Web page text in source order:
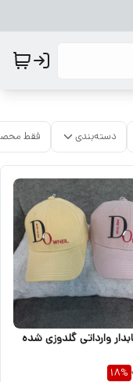
دسته‌بندی فقط
وارداتی گلدوزی شده
18%